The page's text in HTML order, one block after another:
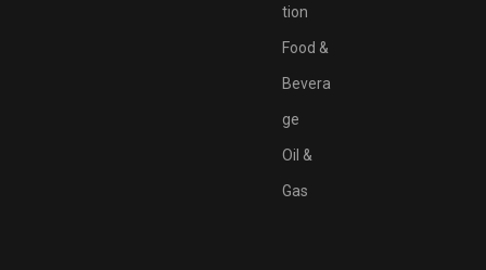
tion
Food &
Bevera
ge
Oil &
Gas